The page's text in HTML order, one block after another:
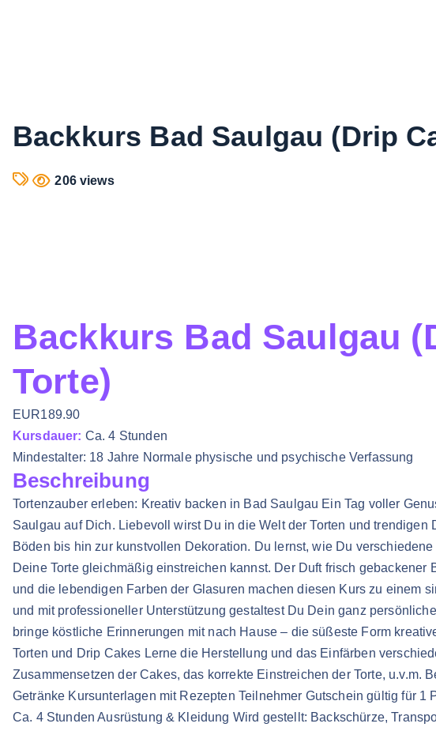
Backkurs Bad Saulgau (Drip
206 views
Backkurs Bad Saulgau
Torte)
EUR189.90
Kursdauer: Ca. 4 Stunden
Mindestalter: 18 Jahre Normale physische und psychische Verfassung
Beschreibung
Tortenzauber erleben: Kreativ backen in Bad Saulgau Ein Tag voller
Saulgau auf Dich. Liebevoll wirst Du in die Welt der Torten und trendigen
Böden bis hin zur kunstvollen Dekoration. Du lernst, wie Du
Deine Torte gleichmäßig einstreichen kannst. Der Duft frisch gebackener
und die lebendigen Farben der Glasuren machen diesen Kurs zu einem
und mit professioneller Unterstützung gestaltest Du Dein ganz
bringe köstliche Erinnerungen mit nach Hause – die süßeste Form
Torten und Drip Cakes Lerne die Herstellung und das Einfärben
Zusammensetzen der Cakes, das korrekte Einstreichen der Torte, u.v.m.
Getränke Kursunterlagen mit Rezepten Teilnehmer Gutschein gültig für 1
Ca. 4 Stunden Ausrüstung & Kleidung Wird gestellt: Backschürze,